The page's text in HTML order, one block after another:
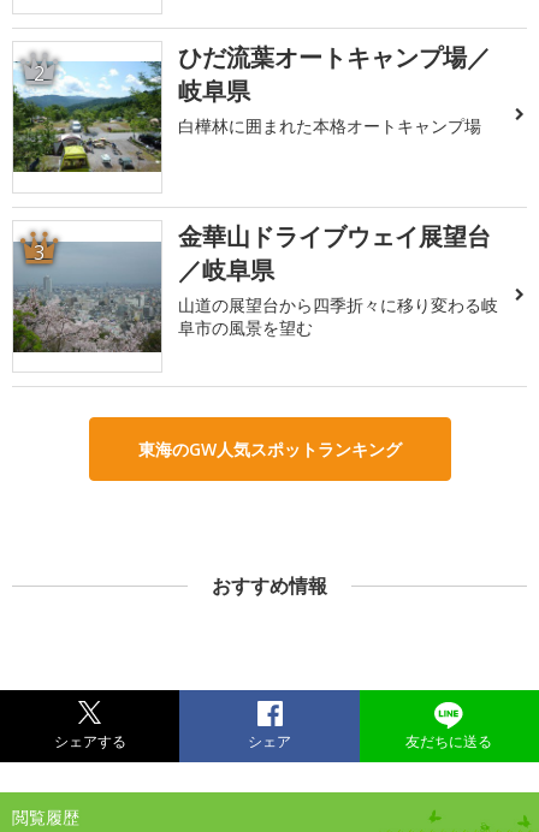
2
ひだ流葉オートキャンプ場／
岐阜県
白樺林に囲まれた本格オートキャンプ場
3
金華山ドライブウェイ展望台
／岐阜県
山道の展望台から四季折々に移り変わる岐
阜市の風景を望む
東海のGW人気スポットランキング
おすすめ情報
シェアする シェア 友だちに送る
閲覧履歴